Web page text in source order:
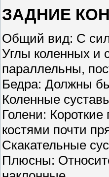
ЗАДНИЕ
Общий вид: С
Углы коленных и
параллельны,
Бедра: Должны
Коленные
Голени:
костями почти
Скакательные
Плюсны: